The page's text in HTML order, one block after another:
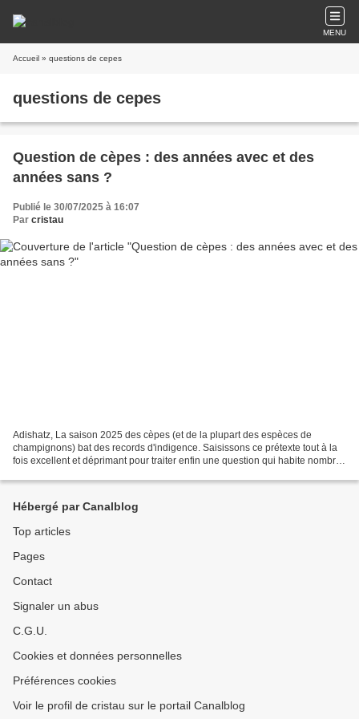
MENU
Accueil » questions de cepes
questions de cepes
Question de cèpes : des années avec et des
années sans ?
Publié le 30/07/2025 à 16:07
Par cristau
Adishatz, La saison 2025 des cèpes (et de la plupart des espèces de
champignons) bat des records d'indigence. Saisissons ce prétexte tout à la
fois excellent et déprimant pour traiter enfin une question qui habite nombre
Hébergé par Canalblog
Top articles
Pages
Contact
Signaler un abus
C.G.U.
Cookies et données personnelles
Préférences cookies
Voir le profil de cristau sur le portail Canalblog